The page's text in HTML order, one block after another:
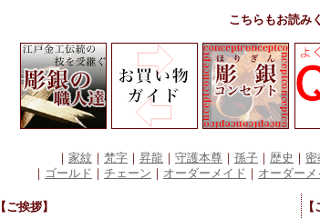
こちらもお読み
｜ 家紋 ｜ 梵字 ｜ 昇龍 ｜ 守護本尊 ｜ 孫子 ｜ 歴史 ｜ 密
｜ ゴールド ｜ チェーン ｜ オーダーメイド ｜ オーダー
【ご挨拶】